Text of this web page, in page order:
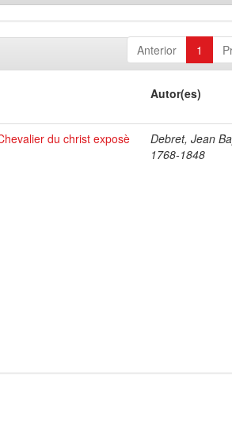
Anterior 1
Autor(es)
du christ exposè
Debret, Jean
1768-1848